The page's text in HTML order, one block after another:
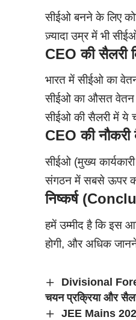
सीईओ बनने के लिए
ज़्यादा उम्र में भी
CEOकी सैलरी
भारत में सीईओ का
सीईओ का औसत वेतन
सीईओ की सैलरी में ये
CEOकी नौकरी
सीईओ (मुख्य
संगठन में सबसे ऊपर का
निष्कर्ष
हमें उम्मीद है कि इस
होगी, और अधिक
Divisional
चयन प्रक्रिया और
JEE Mains